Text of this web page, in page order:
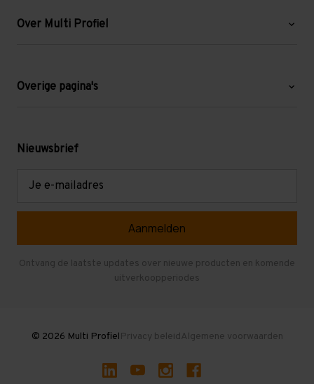
Over Multi Profiel
Blog
Levering en afhalen
Overige pagina's
Mezzanine
Gebruikte entresolvloeren
Nieuwsbrief
Ontvang de laatste updates over nieuwe producten en komende
uitverkoopperiodes
© 2026 Multi ProfielPrivacy beleidAlgemene voorwaarden